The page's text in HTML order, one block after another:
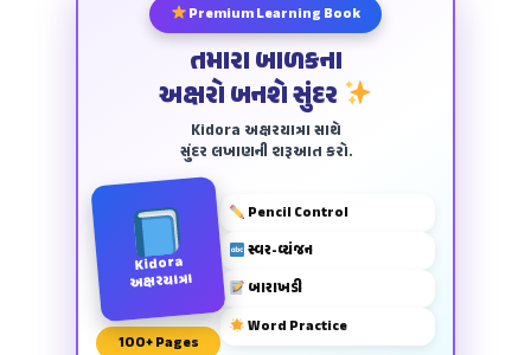
Premium Learning Book
તમારા બાળકના
અક્ષરો બનશે સુંદર
Kidora અક્ષરયાત્રા સાથે
સુંદર લખાણની શરૂઆત કરો.
Kidora
અક્ષરયાત્રા
100+ Pages
Pencil Control
સ્વર-વ્યંજન
બારાખડી
Word Practice